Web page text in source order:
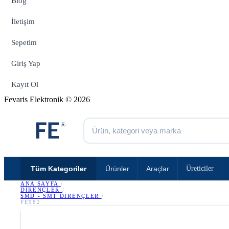
İletişim
Sepetim
Giriş Yap
Kayıt Ol
Fevaris Elektronik © 2026
Tüm Kategoriler Ürünler Araçlar Üreticiler
ANA SAYFA /
DIRENÇLER
/
SMD - SMT DIRENÇLER
/
FE982